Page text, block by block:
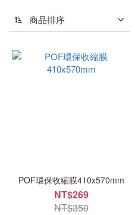
商品排序
POF環保收縮膜410x570mm
NT$269
NT$350